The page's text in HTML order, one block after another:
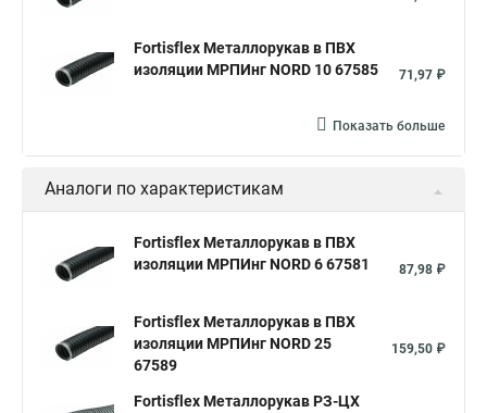
Fortisflex Металлорукав в ПВХ
изоляции МРПИнг NORD 10 67585
71,97 ₽
Показать больше
Аналоги по характеристикам
Fortisflex Металлорукав в ПВХ
изоляции МРПИнг NORD 6 67581
87,98 ₽
Fortisflex Металлорукав в ПВХ
изоляции МРПИнг NORD 25
67589
159,50 ₽
Fortisflex Металлорукав РЗ-ЦХ